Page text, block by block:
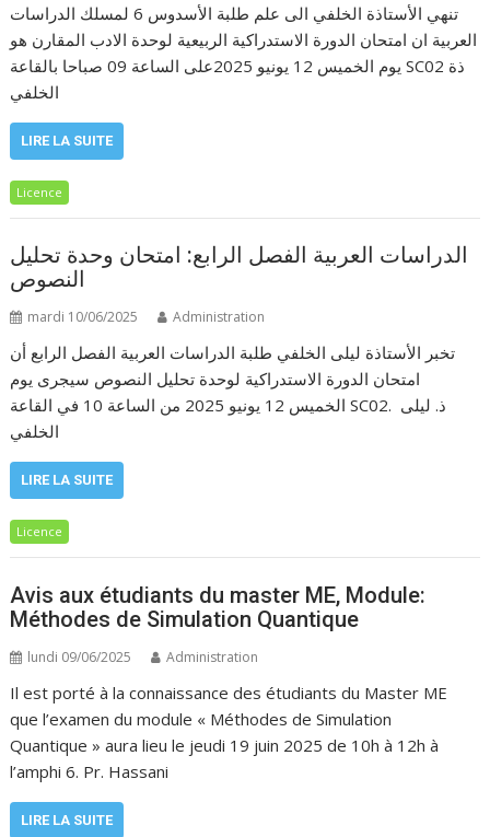
تنهي الأستاذة الخلفي الى علم طلبة الأسدوس 6 لمسلك الدراسات
العربية ان امتحان الدورة الاستدراكية الربيعية لوحدة الادب المقارن هو
يوم الخميس 12 يونيو 2025على الساعة 09 صباحا بالقاعة SC02 ذة
LIRE LA SUITE
Licence
الدراسات العربية الفصل الرابع: امتحان وحدة تحليل
النصوص
mardi 10/06/2025 Administration
تخبر الأستاذة ليلى الخلفي طلبة الدراسات العربية الفصل الرابع أن
امتحان الدورة الاستدراكية لوحدة تحليل النصوص سيجرى يوم
الخميس 12 يونيو 2025 من الساعة 10 في القاعة SC02. ذ. ليلى
LIRE LA SUITE
Licence
Avis aux étudiants du master ME, Module:
Méthodes de Simulation Quantique
lundi 09/06/2025 Administration
Il est porté à la connaissance des étudiants du Master ME
que l’examen du module « Méthodes de Simulation
Quantique » aura lieu le jeudi 19 juin 2025 de 10h à 12h à
l’amphi 6. Pr. Hassani
LIRE LA SUITE